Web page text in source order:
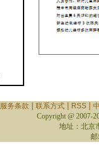
服务条款 联系方式 RSS
Copyright @ 2007-
地址：北京
邮